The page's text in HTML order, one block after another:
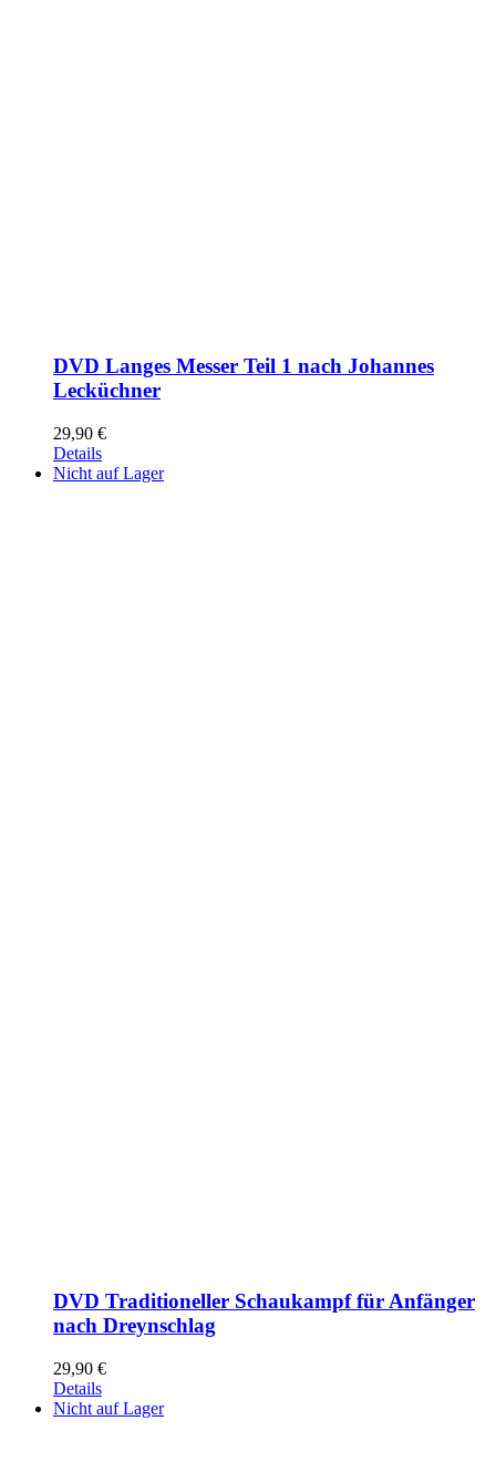
DVD Langes Messer Teil 1 nach Johannes
Lecküchner
29,90 €
Details
Nicht auf Lager
DVD Traditioneller Schaukampf für Anfänger
nach Dreynschlag
29,90 €
Details
Nicht auf Lager